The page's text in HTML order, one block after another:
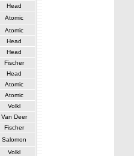
Head
Atomic
Atomic
Head
Head
Fischer
Head
Atomic
Atomic
Volkl
Van Deer
Fischer
Salomon
Volkl